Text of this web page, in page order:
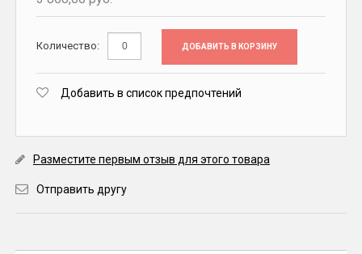
Количество: ДОБАВИТЬ В КОРЗИНУ
Добавить в список предпочтений
Разместите первым отзыв для этого товара
Отправить другу